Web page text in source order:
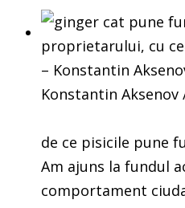
– Konstantin
Konstantin Aksenov
de ce pisicile pune
Am ajuns la fundul
comportament